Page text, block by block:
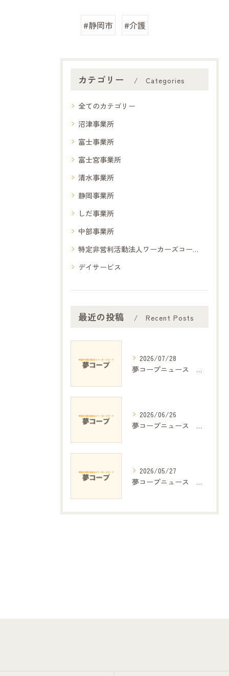
#静岡市 #介護
カテゴリー Categories
全てのカテゴリー
沼津事業所
富士事業所
富士宮事業所
清水事業所
静岡事業所
しだ事業所
中部事業所
特定非営利活動法人ワーカーズコープ夢コープ
デイサービス
最近の投稿 Recent Posts
2026/07/28
夢コープニュース №.390
2026/06/26
夢コープニュース №.389
2026/05/27
夢コープニュース №.388